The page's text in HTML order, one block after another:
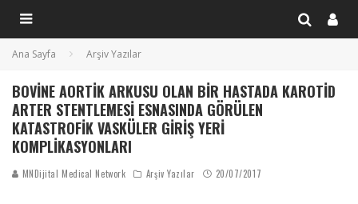
Ana Sayfa Arşiv Yazılar
BOVINE AORTIK ARKUSU OLAN BIR HASTADA KAROTID
ARTER STENTLEMESI ESNASINDA GÖRÜLEN
KATASTROFIK VASKÜLER GIRIŞ YERI
KOMPLIKASYONLARI
MNDijital Medical Network Arşiv Yazılar 20/07/2017